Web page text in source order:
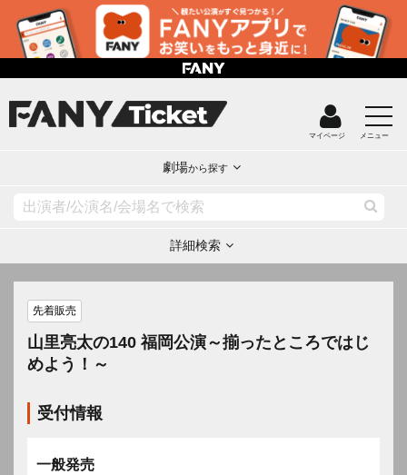
マイページ メニュー
劇場から探す
詳細検索
先着販売
山里亮太の140 福岡公演～揃ったところではじ
めよう！～
受付情報
一般発売